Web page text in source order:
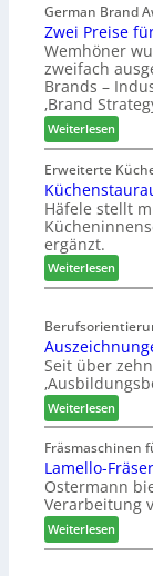
s
s
t
F
ü
h
r
u
n
g
a
n
v
e
d
i
u
n
d
H
u
b
t
e
x
s
t
l
e
n
a
u
s
German Brand
Zwei Preise
Wemhöner
zweifach
Brands –
‚Brand
Weiterlesen:
Z
w
e
i
P
e
i
e
f
ü
r
W
e
m
h
ö
n
e
r
Erweiterte
Häfele stellt
ergänzt.
Weiterlesen:
K
c
h
e
n
s
t
a
u
r
a
u
m
Seit über
Weiterlesen:
A
u
s
z
e
c
Fräsmaschinen
Lamello-
Ostermann
Verarbeitung
Weiterlesen:
L